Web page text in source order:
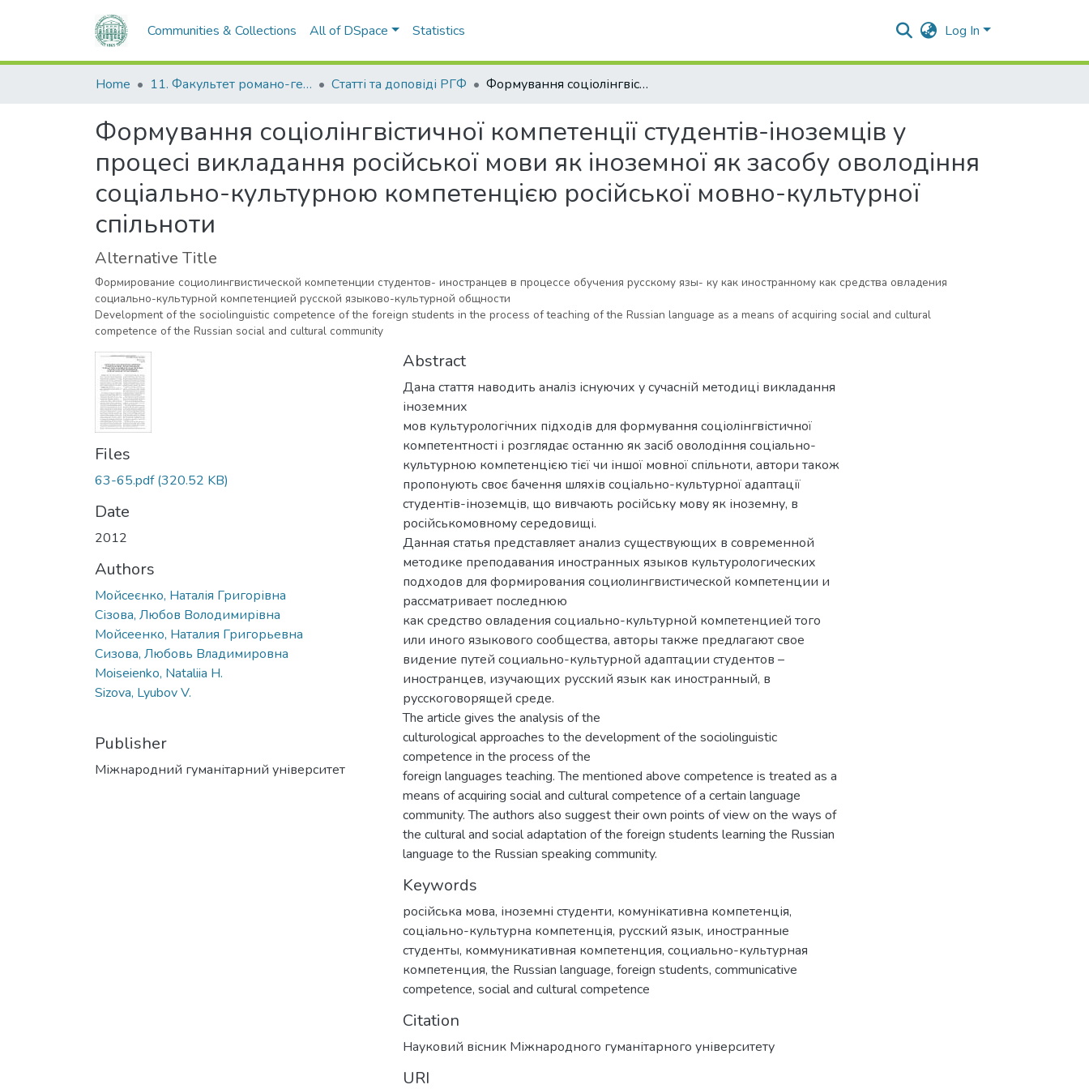
Communities & Collections All of DSpace Statistics Log In
Home 11. Факультет романо-германської філології Статті та доповіді РГФ Формування соціолінгвістичної компетенції студентів-іноземців у процесі викладання російської мови як іноземної як засобу оволодіння соціально-культурною компетенцією російської мовно-культурної спільноти
Формування соціолінгвістичної компетенції студентів-іноземців у
процесі викладання російської мови як іноземної як засобу оволодіння
соціально-культурною компетенцією російської мовно-культурної
спільноти
Alternative Title
Формирование социолингвистической компетенции студентов- иностранцев в процессе обучения русскому язы- ку как иностранному как средства овладения
социально-культурной компетенцией русской языково-культурной общности
Development of the sociolinguistic competence of the foreign students in the process of teaching of the Russian language as a means of acquiring social and cultural
competence of the Russian social and cultural community
Files
63-65.pdf(320.52 KB)
Date
2012
Authors
Мойсеєнко, Наталія Григорівна
Сізова, Любов Володимирівна
Мойсеенко, Наталия Григорьевна
Сизова, Любовь Владимировна
Moiseienko, Nataliia H.
Sizova, Lyubov V.
Publisher
Міжнародний гуманітарний університет
Abstract
Дана стаття наводить аналіз існуючих у сучасній методиці викладання
іноземних
мов культурологічних підходів для формування соціолінгвістичної
компетентності і розглядає останню як засіб оволодіння соціально-
культурною компетенцією тієї чи іншої мовної спільноти, автори також
пропонують своє бачення шляхів соціально-культурної адаптації
студентів-іноземців, що вивчають російську мову як іноземну, в
російськомовному середовищі.
Данная статья представляет анализ существующих в современной
методике преподавания иностранных языков культурологических
подходов для формирования социолингвистической компетенции и
рассматривает последнюю
как средство овладения социально-культурной компетенцией того
или иного языкового сообщества, авторы также предлагают свое
видение путей социально-культурной адаптации студентов –
иностранцев, изучающих русский язык как иностранный, в
русскоговорящей среде.
The article gives the analysis of the
culturological approaches to the development of the sociolinguistic
competence in the process of the
foreign languages teaching. The mentioned above competence is treated as a
means of acquiring social and cultural competence of a certain language
community. The authors also suggest their own points of view on the ways of
the cultural and social adaptation of the foreign students learning the Russian
language to the Russian speaking community.
Keywords
російська мова, іноземні студенти, комунікативна компетенція,
соціально-культурна компетенція, русский язык, иностранные
студенты, коммуникативная компетенция, социально-культурная
компетенция, the Russian language, foreign students, communicative
competence, social and cultural competence
Citation
Науковий вісник Міжнародного гуманітарного університету
URI